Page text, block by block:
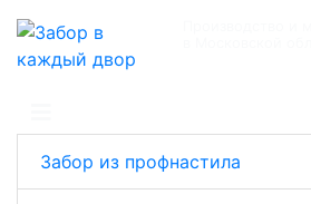
Забор из профнастила